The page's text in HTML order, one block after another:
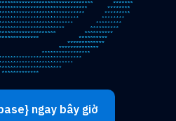
ngay bây giờ